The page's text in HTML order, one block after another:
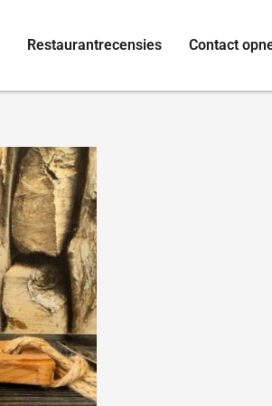
Restaurantrecensies Contact